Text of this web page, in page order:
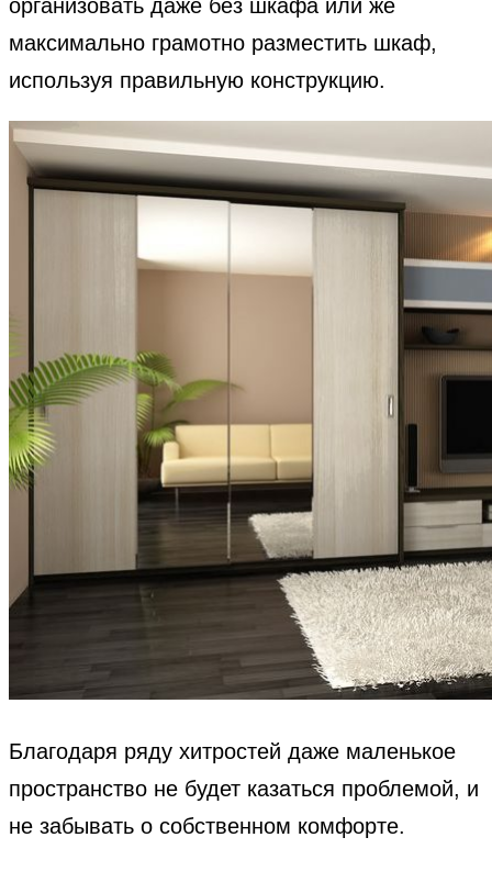
организовать даже без шкафа или же
максимально грамотно разместить шкаф,
используя правильную конструкцию.
Благодаря ряду хитростей даже маленькое
пространство не будет казаться проблемой, и
не забывать о собственном комфорте.